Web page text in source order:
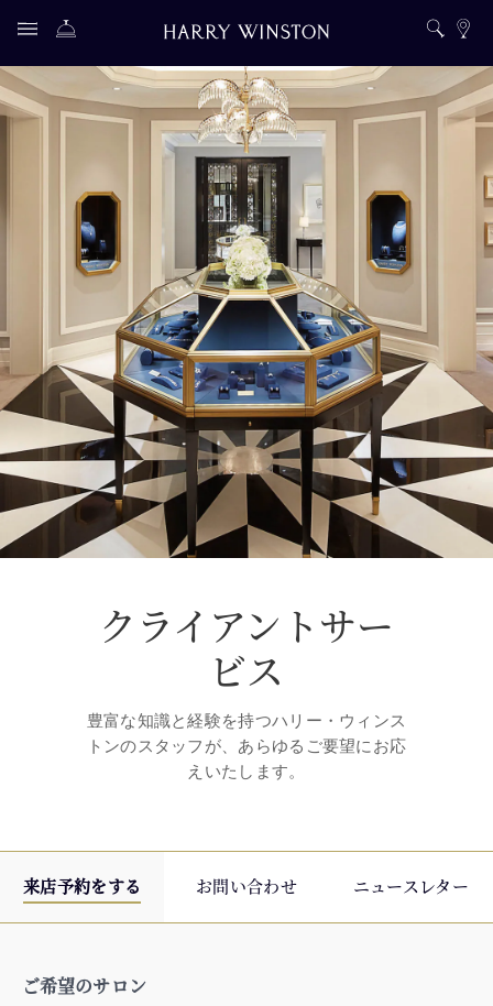
クライアントサー
ビス
豊富な知識と経験を持つハリー・ウィンス
トンのスタッフが、あらゆるご要望にお応
えいたします。
来店予約をする お問い合わせ ニュースレター
ご希望のサロン